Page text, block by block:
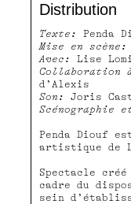
Distribution
Texte:
Penda
Mise en scène:
Avec:
Lise
Collaboration
d’Alexis
Son:
Joris
Scénographie
Penda Diouf
artistique de
Spectacle
cadre du
sein
mer 7.12 20h00
CHARMES-SUR-
L'OUSTAOU
jeu 8.12 20h00
MOLLANS-SUR-
ven 9.12 20h00